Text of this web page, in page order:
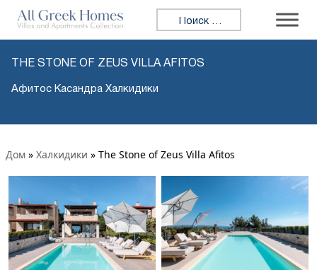
Искать:
THE STONE OF ZEUS VILLA AFITOS
Афитос Касандра Халкидики
Дом » Халкидики » The Stone of Zeus Villa Afitos